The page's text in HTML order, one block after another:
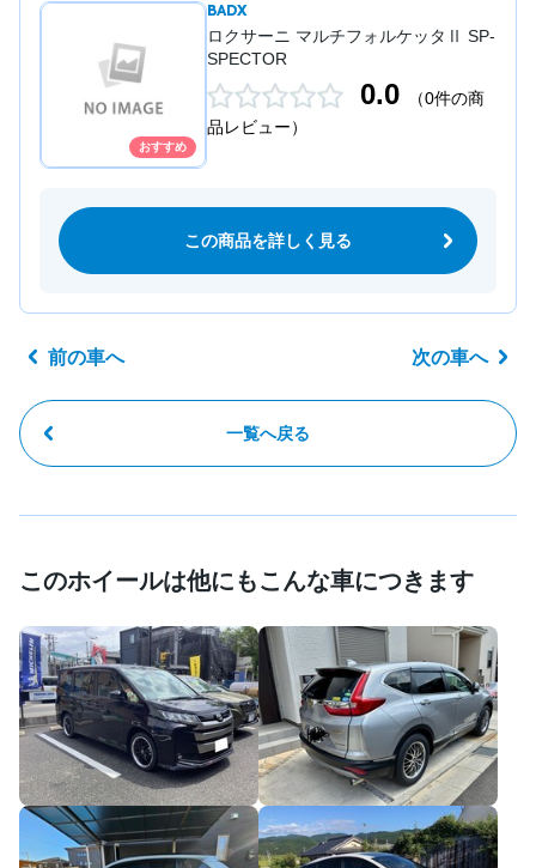
おすすめ
BADX
ロクサーニ マルチフォルケッタⅡ SP-
SPECTOR
0.0
（0件の商
品レビュー）
この商品を詳しく見る
前の車へ
一覧へ戻る
次の車へ
このホイールは他にもこんな車につきます